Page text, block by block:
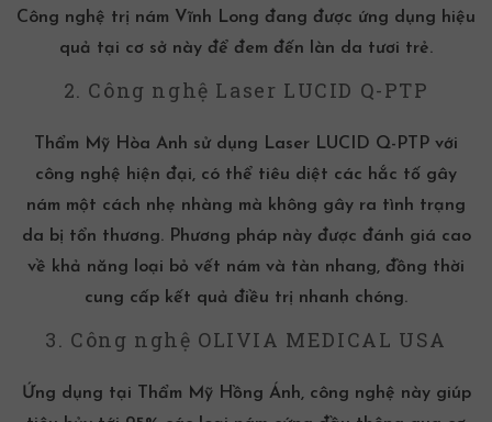
Công nghệ trị nám Vĩnh Long đang được ứng dụng hiệu
quả tại cơ sở này để đem đến làn da tươi trẻ.
2. Công nghệ Laser LUCID Q-PTP
Thẩm Mỹ Hòa Anh sử dụng Laser LUCID Q-PTP với
công nghệ hiện đại, có thể tiêu diệt các hắc tố gây
nám một cách nhẹ nhàng mà không gây ra tình trạng
da bị tổn thương. Phương pháp này được đánh giá cao
về khả năng loại bỏ vết nám và tàn nhang, đồng thời
cung cấp kết quả điều trị nhanh chóng.
3. Công nghệ OLIVIA MEDICAL USA
Ứng dụng tại Thẩm Mỹ Hồng Ánh, công nghệ này giúp